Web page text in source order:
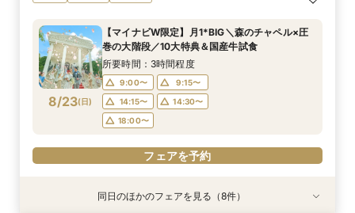
8/22 土)
たり相談＆見学会
9:00〜
9:15〜
14:30〜
14:45〜
18:00〜
フェアを予約
8/22 土)
準備安心相談会*
9:00〜
9:15〜
14:30〜
14:45〜
18:00〜
フェアを予約
8/22 土)
てなし料理特典
9:00〜
9:15〜
14:30〜
14:45〜
18:00〜
フェアを予約
8/22 土)
学にも◎
9:00〜
9:15〜
14:30〜
14:45〜
18:00〜
フェアを予約
8/22 土)
宴フェア
9:00〜
9:15〜
14:30〜
14:45〜
18:00〜
フェアを予約
8/22 土)
豪華5大特典付き
9:00〜
9:15〜
14:30〜
14:45〜
18:00〜
フェアを予約
8/22 土)
エディング相談会
9:00〜
9:15〜
14:15〜
14:30〜
18:00〜
フェアを予約
8/22 土)
フォト婚フェア
9:00〜
9:15〜
14:30〜
14:45〜
18:00〜
フェアを予約
8/23(日)
【マイナビW限定】月1*BIG＼森のチャペル×圧
巻の大階段／10大特典＆国産牛試食
所要時間：3時間程度
9:00〜
9:15〜
14:15〜
14:30〜
18:00〜
フェアを予約
特典あり 動画あり
特典あり
特典あり
特典あり
特典あり
特典あり同日のほかのフェアを見る（8件）